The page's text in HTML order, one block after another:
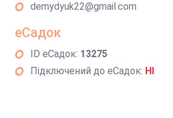
demydyuk22@gmail.com
еСадок
ID еСадок: 13275
Підключений до еСадок: НІ